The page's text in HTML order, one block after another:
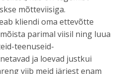
mõtteviisiga.
kliendi oma ettevõtte
parimal viisil ning luua
teenuseid-
ja loevad justkui
viib meid järjest enam